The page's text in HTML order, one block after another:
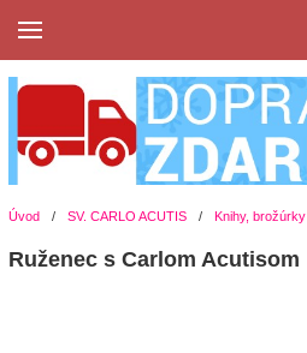
Úvod / SV. CARLO ACUTIS / Knihy, brožúrky
Ruženec s Carlom Acutisom